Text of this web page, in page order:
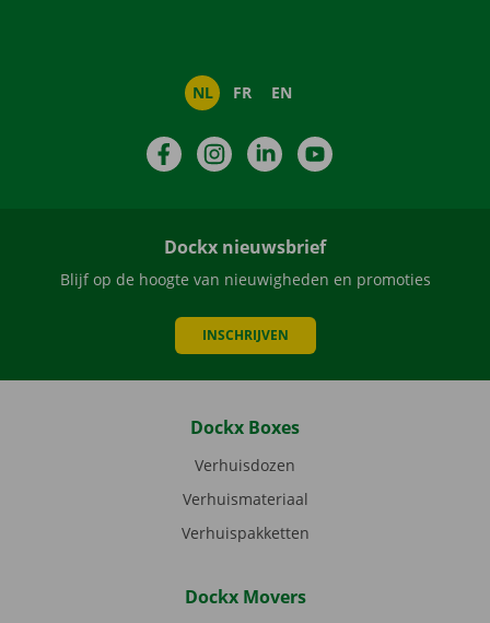
NL FR EN
FacebookInstagramLinkedIn
Dockx nieuwsbrief
Blijf op de hoogte van nieuwigheden en promoties
INSCHRIJVEN
Dockx Boxes
Verhuisdozen
Verhuismateriaal
Verhuispakketten
Dockx Movers